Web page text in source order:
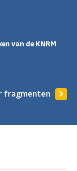
van de KNRM
fragmenten